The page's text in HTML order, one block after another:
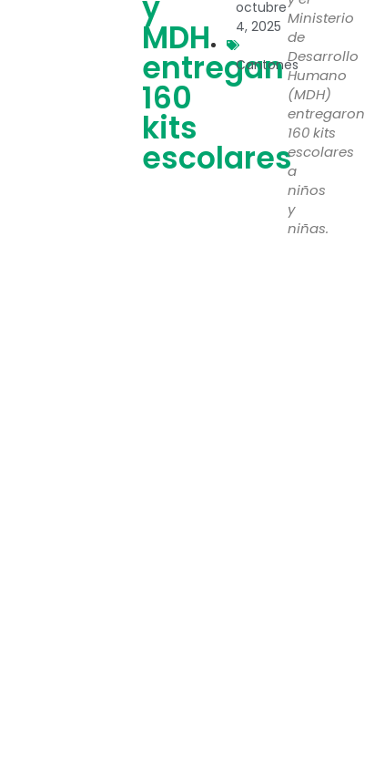
MDH
entregan
160
kits
escolares
octubre
4, 2025
Cantones
Ministerio
de
Desarrollo
Humano
(MDH)
entregaron
160 kits
escolares
a
niños
y
niñas.